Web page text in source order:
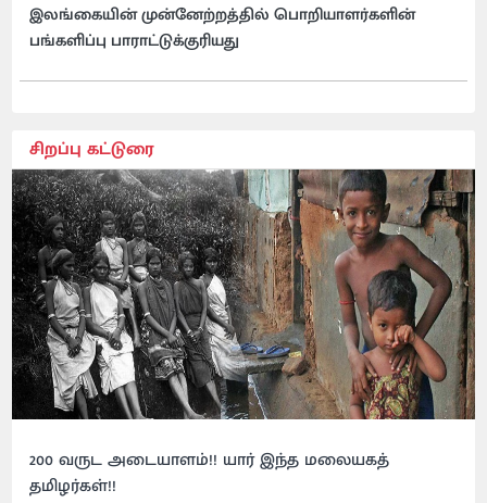
இலங்கையின் முன்னேற்றத்தில் பொறியாளர்களின்
பங்களிப்பு பாராட்டுக்குரியது
சிறப்பு கட்டுரை
200 வருட அடையாளம்!! யார் இந்த மலையகத்
தமிழர்கள்!!